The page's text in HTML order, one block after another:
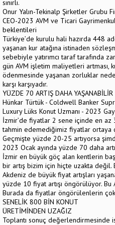
sınırlı.
Onur Yalın-Tekinalp Şirketler Grubu
CEO-2023 AVM ve Ticari
beklentileri
Türkiye’de kurulu hali hazırda 448
yaşanan kur atağına istinaden
sebebiyle yatırımcı taraf tarafında
gün AVM işletim maliyetleri artması,
ödenmesinde yaşanan zorluklar
karşı karşıyadır.
YÜZDE 70 ARTIŞ DAHA YAŞANABİLİR
Hünkar Türtük - Coldwell Banker
Luxury Lüks Konut Uzmanı - 2023
İzmir’de fiyatlar 2 sene içinde en az 3
tahmin edemediğimiz fiyatlar ortaya
Geçmişte yüzde 20-25 artıyorsa
2023 Ocak ayında yüzde 70 daha
İzmir en büyük göç alan kentlerin
bir artış bizim için hiçte uzakta
Akdeniz de büyük fiyat artışları
yüzde 10 fiyat artışı öngörülüyor.
Burada da fiyatlar öngörülenlerin çok
SENELİK 800 BİN KONUT
ÜRETİMİNDEN UZAĞIZ
Toplantı sonuç değerlendirmesinde